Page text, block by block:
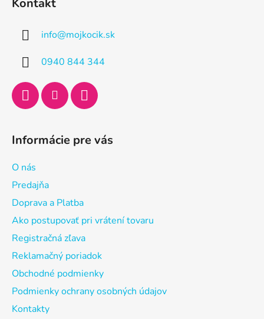
info@mojkocik.sk
0940 844 344
Informácie pre vás
O nás
Predajňa
Doprava a Platba
Ako postupovať pri vrátení tovaru
Registračná zľava
Reklamačný poriadok
Obchodné podmienky
Podmienky ochrany osobných údajov
Kontakty